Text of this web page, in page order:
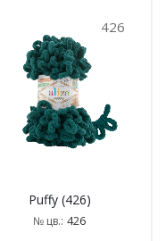
426
Puffy (426)
№ цв.: 426